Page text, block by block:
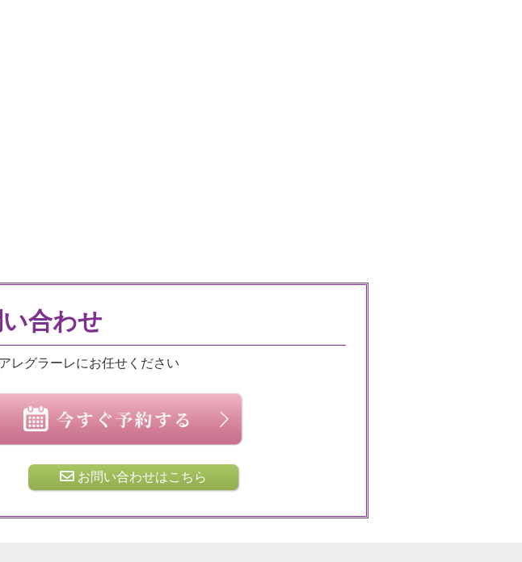
合わせ
レグラーレにお任せください
お問い合わせはこちら